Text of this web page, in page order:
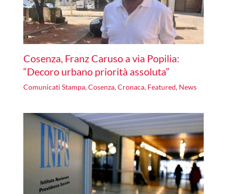
Cosenza, Franz Caruso a via Popilia:
“Decoro urbano priorità assoluta”
Comunicati Stampa,Cosenza,Cronaca, Featured, News